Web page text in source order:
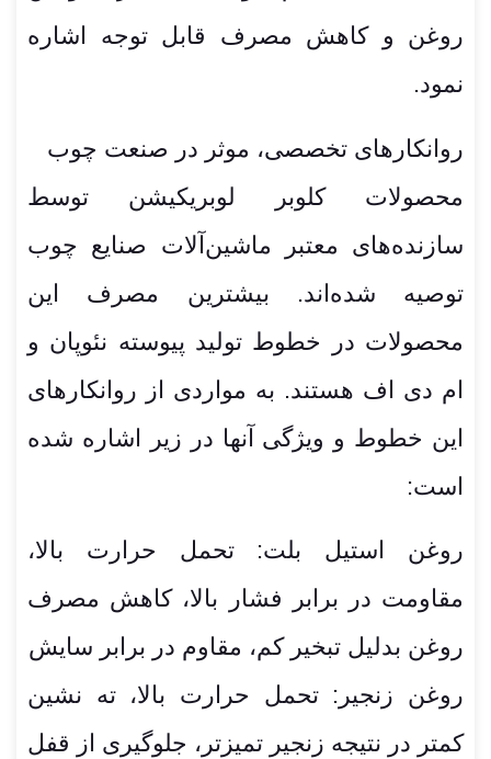
روغن و کاهش مصرف قابل توجه اشاره
نمود.
روانکارهای تخصصی، موثر در صنعت چوب
محصولات کلوبر لوبریکیشن توسط
سازنده‌های معتبر ماشین‌آلات صنایع چوب
توصیه شده‌اند. بیشترین مصرف این
محصولات در خطوط تولید پیوسته نئوپان و
ام دی اف هستند. به مواردی از روانکارهای
این خطوط و ویژگی آنها در زیر اشاره شده
است:
روغن استیل بلت: تحمل حرارت بالا،
مقاومت در برابر فشار بالا، کاهش مصرف
روغن بدلیل تبخیر کم، مقاوم در برابر سایش
روغن زنجیر: تحمل حرارت بالا، ته نشین
کمتر در نتیجه زنجیر تمیزتر، جلوگیری از قفل